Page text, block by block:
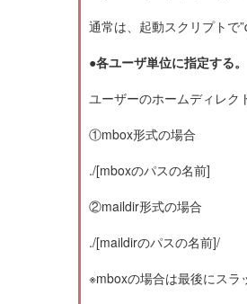
通常は、起動スクリプトで
●各ユーザ単位に指定する。
ユーザーのホームディレク
①mbox形式の場合
./[mboxのパスの名前]
②maildir形式の場合
./[maildirのパスの名前]/
※mboxの場合は最後にスラ